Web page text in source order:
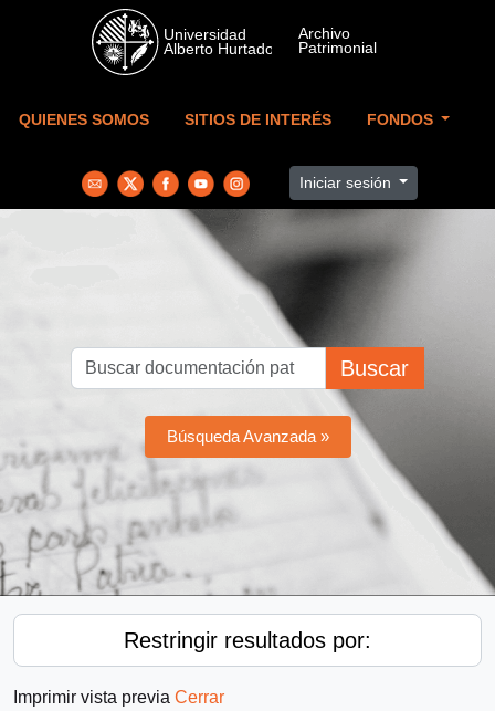
Skip to main content
QUIENES SOMOS SITIOS DE INTERÉS FONDOS
Iniciar sesión
Buscar
Búsqueda Avanzada »
Restringir resultados por:
Imprimir vista previa Cerrar